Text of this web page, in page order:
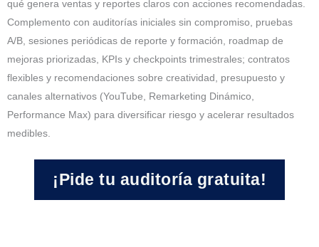
qué genera ventas y reportes claros con acciones recomendadas.
Complemento con auditorías iniciales sin compromiso, pruebas
A/B, sesiones periódicas de reporte y formación, roadmap de
mejoras priorizadas, KPIs y checkpoints trimestrales; contratos
flexibles y recomendaciones sobre creatividad, presupuesto y
canales alternativos (YouTube, Remarketing Dinámico,
Performance Max) para diversificar riesgo y acelerar resultados
medibles.
¡Pide tu auditoría gratuita!